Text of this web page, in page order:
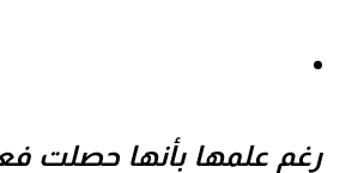
رغم علمها بأنها حصلت